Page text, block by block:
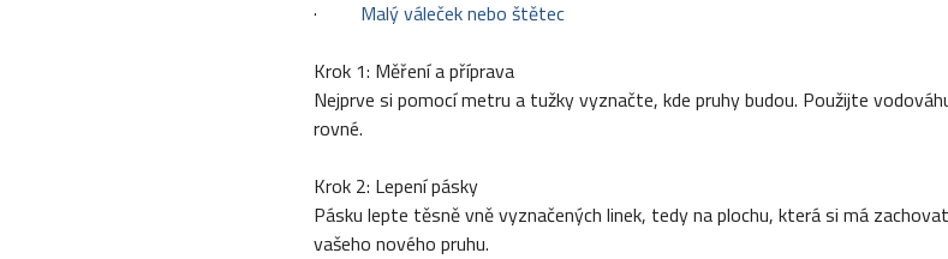
· Malý váleček nebo štětec
Krok 1: Měření a příprava
Nejprve si pomocí metru a tužky vyznačte, kde pruhy budou. Použijte
rovné.
Krok 2: Lepení pásky
Pásku lepte těsně vně vyznačených linek, tedy na plochu, která si má
vašeho nového pruhu.